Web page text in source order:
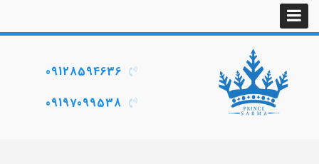
09128594636
09197099538